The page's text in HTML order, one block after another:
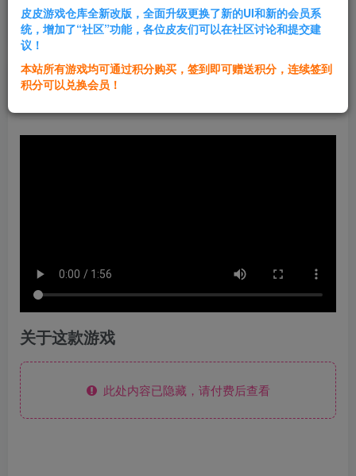
登录购买
群主1号
关于这款游戏
此处内容已隐藏，请付费后查看
皮皮游戏仓库全新改版，全面升级更换了新的UI和新的会员系
统，增加了“社区”功能，各位皮友们可以在社区讨论和提交建
议！
本站所有游戏均可通过积分购买，签到即可赠送积分，连续签到
积分可以兑换会员！